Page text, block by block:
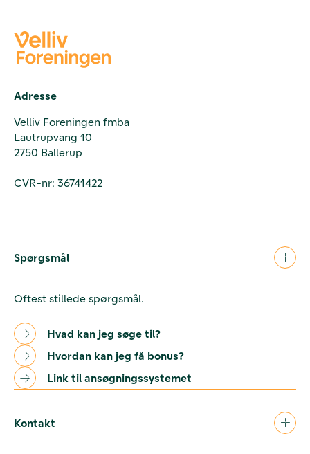
Adresse
Velliv Foreningen fmba
Lautrupvang 10
2750 Ballerup
CVR-nr: 36741422
Spørgsmål
Oftest stillede spørgsmål.
Hvad kan jeg søge til?
Hvordan kan jeg få bonus?
Link til ansøgningssystemet
Kontakt